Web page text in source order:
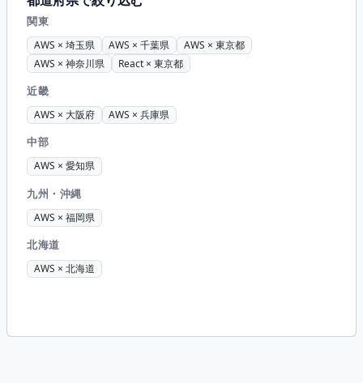
関東
AWS × 埼玉県 AWS × 千葉県
AWS × 東京都
AWS × 神奈川県
React × 東京都
近畿
AWS × 大阪府 AWS × 兵庫県
中部
AWS × 愛知県
九州・沖縄
AWS × 福岡県
北海道
AWS × 北海道